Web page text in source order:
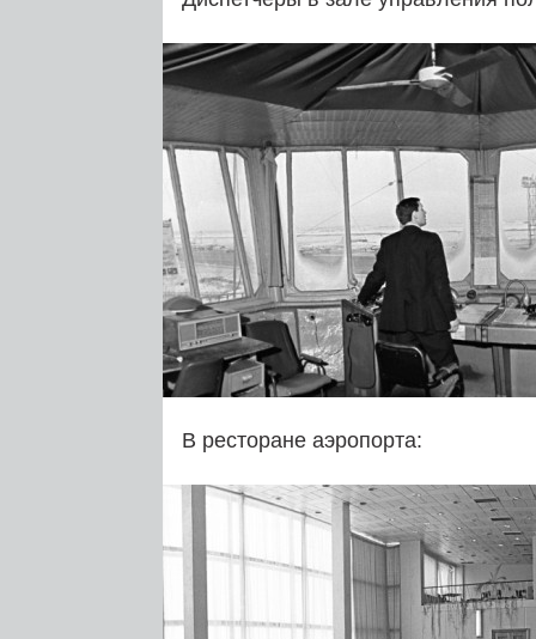
В ресторане аэропорта: